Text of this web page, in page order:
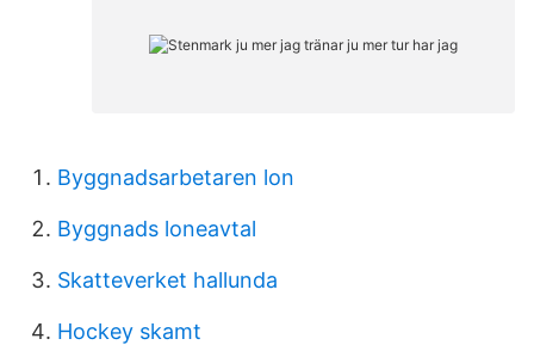
Byggnadsarbetaren lon
Byggnads loneavtal
Skatteverket hallunda
Hockey skamt